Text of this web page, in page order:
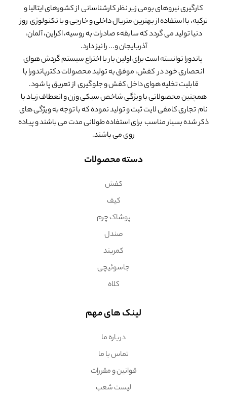
کارگیری نیروهای بومی زیر نظر کارشناسانی از کشورهای ایتالیا و
ترکیه، با استفاده از بهترین متریال داخلی و خارجی و با تکنولوژی روز
دنیا تولید می گردد که سابقهء صادرات به روسیه، اکراین، آلمان،
آذربایجان و... را نیز دارد.
پاندورا توانسته است برای اولین بار با اختراع سیستم گردش هوای
انحصاری خود در کفش، موفق به تولید محصولات دکترپاندورا با
قابلیت تخلیه هوای داخل کفش و جلوگیری از تعریق پا شود.
همچنین محصولاتی با ویژگی شاخص سبکی وزن و انعطاف زیاد با
نام تجاری کامفی لایت ثبت و تولید نموده که با توجه به ویژگی های
ذکر شده بسیار مناسب برای استفاده طولانی مدت می باشند و پیاده
روی می باشند.
دسته محصولات
کفش
کیف
پوشاک چرم
صندل
کمربند
جاسوئیچی
کلاه
لینک های مهم
درباره ما
تماس با ما
قوانین و مقررات
لیست شعب